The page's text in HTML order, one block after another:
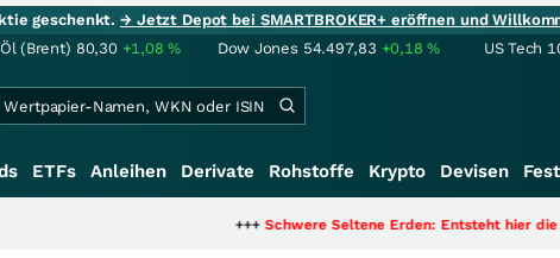
geschenkt.→ Jetzt Depot bei SMARTBROKER+ eröffnen und
Öl (Brent) 80,30 +1,08% Dow Jones 54.497,83 +0,18% US Tech
ETFs Anleihen Derivate Rohstoffe Krypto Devisen
Schwere Seltene Erden: Entsteht hier die nächste